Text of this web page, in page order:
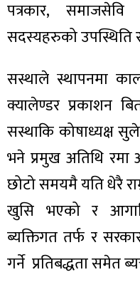
पत्रकार,
सदस्यहरुको उपस्थिति
सस्थाले स्थापनमा
क्यालेण्डर प्रकाशन
सस्थाकि कोषाध्यक्ष
भने प्रमुख अतिथि
छोटो समयमै यति धेरै
खुसि भएको र
ब्यक्तिगत तर्फ र
गर्ने प्रतिबद्धता समेत